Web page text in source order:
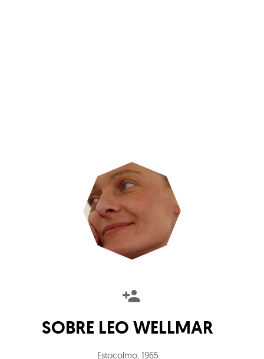
SOBRE LEO WELLMAR
Estocolmo, 1965